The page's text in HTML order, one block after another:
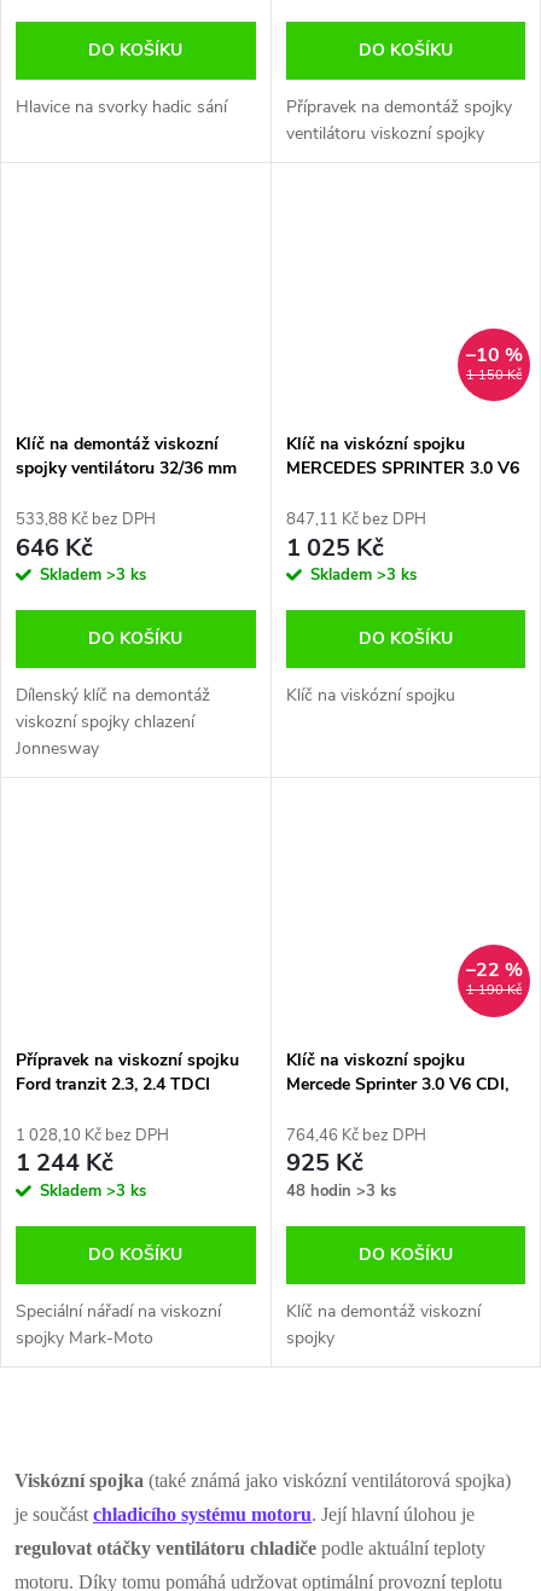
DO KOŠÍKU
Hlavice na svorky hadic sání
DO KOŠÍKU
Přípravek na demontáž spojky
ventilátoru viskozní spojky
Klíč na demontáž viskozní
spojky ventilátoru 32/36 mm
JONNESWAY AI050042
533,88 Kč bez DPH
646 Kč
Skladem >3 ks
DO KOŠÍKU
Dílenský klíč na demontáž
viskozní spojky chlazení
Jonnesway
1 150 Kč
–10 %
Klíč na viskózní spojku
MERCEDES SPRINTER 3.0 V6
847,11 Kč bez DPH
1 025 Kč
Skladem >3 ks
DO KOŠÍKU
Klíč na viskózní spojku
Přípravek na viskozní spojku
Ford tranzit 2.3, 2.4 TDCI
1 028,10 Kč bez DPH
1 244 Kč
Skladem >3 ks
DO KOŠÍKU
Speciální nářadí na viskozní
spojky Mark-Moto
1 190 Kč
–22 %
Klíč na viskozní spojku
Mercede Sprinter 3.0 V6 CDI,
764,46 Kč bez DPH
925 Kč
48 hodin >3 ks
DO KOŠÍKU
Klíč na demontáž viskozní
spojky
v
l
Viskózní spojka (také známá jako viskózní ventilátorová spojka)
je součást chladicího systému motoru. Její hlavní úlohou je
regulovat otáčky ventilátoru chladiče podle aktuální teploty
motoru. Díky tomu pomáhá udržovat optimální provozní teplotu